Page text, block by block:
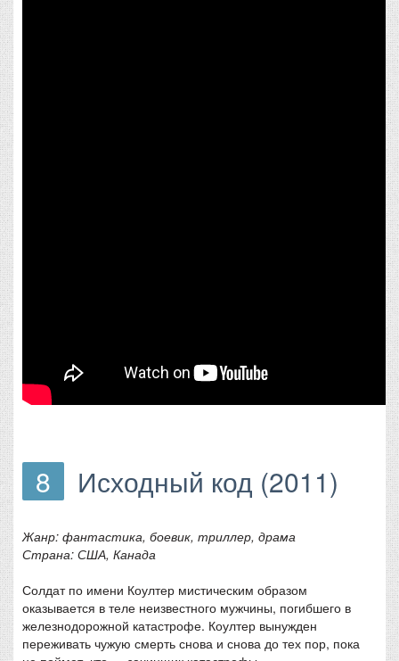
8 Исходный код (2011)
Жанр: фантастика, боевик, триллер, драма
Страна: США, Канада
Солдат по имени Коултер мистическим образом
оказывается в теле неизвестного мужчины, погибшего в
железнодорожной катастрофе. Коултер вынужден
переживать чужую смерть снова и снова до тех пор, пока